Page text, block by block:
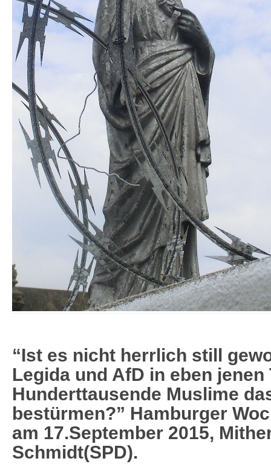
“Ist es nicht herrlich still
Legida und AfD in eben jenen
Hunderttausende Muslime
bestürmen?” Hamburger
am 17.September 2015,
Schmidt(SPD).